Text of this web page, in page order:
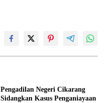
Pengadilan Negeri Cikarang
Sidangkan Kasus Penganiayaan